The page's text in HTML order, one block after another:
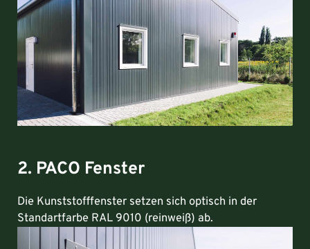
2. PACO Fenster
Die Kunststofffenster setzen sich optisch in der
Standartfarbe RAL 9010 (reinweiß) ab.